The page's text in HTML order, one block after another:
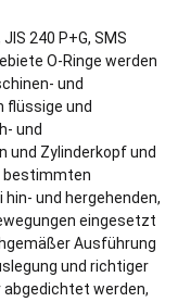
240 P+G, SMS
O-Ringe werden
und
flüssige und
und
und Zylinderkopf und
bestimmten
und hergehenden,
eingesetzt
Ausführung
und richtiger
abgedichtet werden,